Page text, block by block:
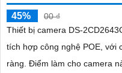
45%
00 ₫
Thiết bị camera DS-
tích hợp công nghệ POE, với
ràng. Điểm làm cho camera này được bán nhiều hơn là camera